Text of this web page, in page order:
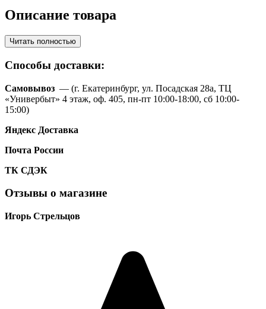
Описание товара
Читать полностью
Способы доставки:
Самовывоз — (г. Екатеринбург, ул. Посадская 28а, ТЦ
«Универбыт» 4 этаж, оф. 405, пн-пт 10:00-18:00, сб 10:00-
15:00)
Яндекс Доставка
Почта России
ТК СДЭК
Отзывы о магазине
Игорь Стрельцов